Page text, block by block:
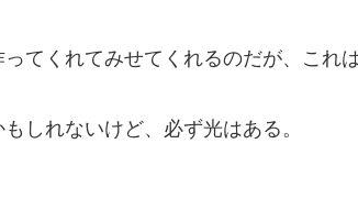
てくれてみせてくれるのだが、これ
しれないけど、必ず光はある。